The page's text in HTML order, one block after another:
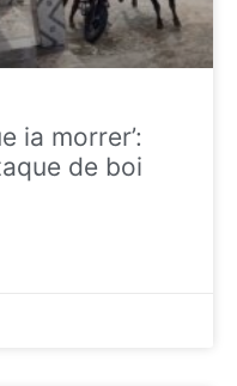
ia morrer’:
de boi